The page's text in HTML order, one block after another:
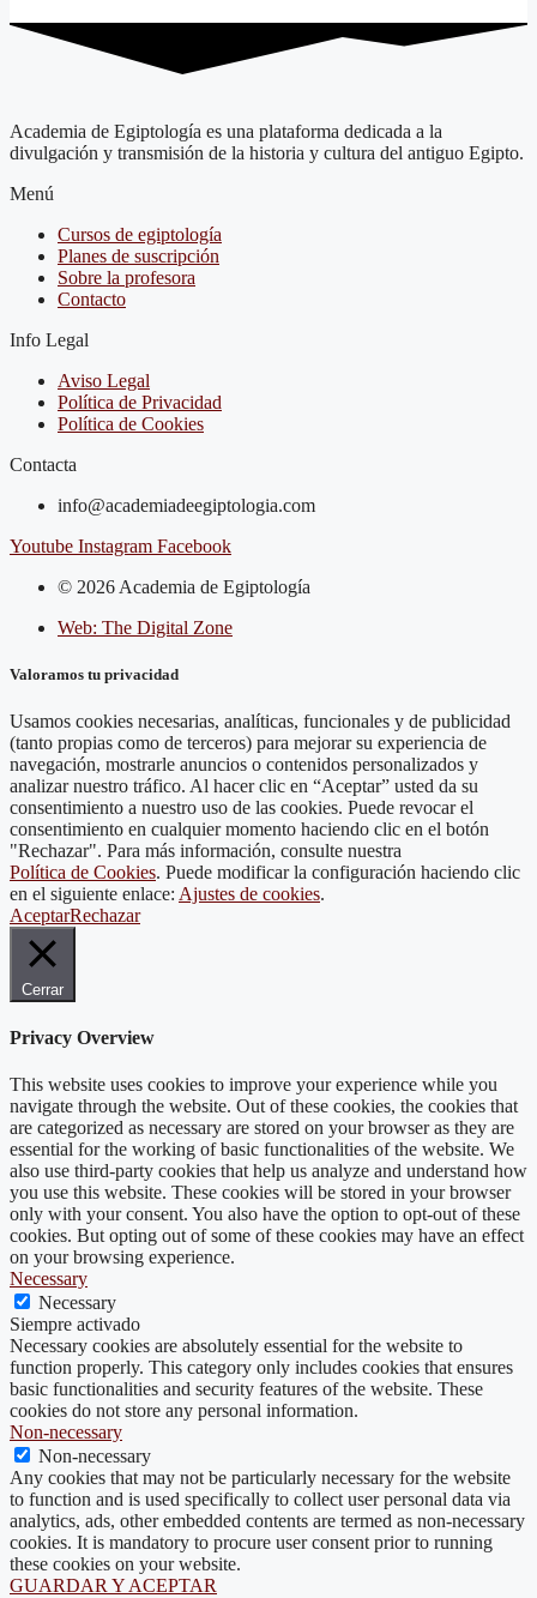
Academia de Egiptología es una plataforma dedicada a la
divulgación y transmisión de la historia y cultura del antiguo Egipto.
Menú
Cursos de egiptología
Planes de suscripción
Sobre la profesora
Contacto
Info Legal
Aviso Legal
Política de Privacidad
Política de Cookies
Contacta
info@academiadeegiptologia.com
Youtube Instagram Facebook
© 2026 Academia de Egiptología
Web: The Digital Zone
Valoramos tu privacidad
Usamos cookies necesarias, analíticas, funcionales y de publicidad
(tanto propias como de terceros) para mejorar su experiencia de
navegación, mostrarle anuncios o contenidos personalizados y
analizar nuestro tráfico. Al hacer clic en “Aceptar” usted da su
consentimiento a nuestro uso de las cookies. Puede revocar el
consentimiento en cualquier momento haciendo clic en el botón
"Rechazar". Para más información, consulte nuestra
Política de Cookies. Puede modificar la configuración haciendo clic
en el siguiente enlace: Ajustes de cookies.
AceptarRechazar
Cerrar
Privacy Overview
This website uses cookies to improve your experience while you
navigate through the website. Out of these cookies, the cookies that
are categorized as necessary are stored on your browser as they are
essential for the working of basic functionalities of the website. We
also use third-party cookies that help us analyze and understand how
you use this website. These cookies will be stored in your browser
only with your consent. You also have the option to opt-out of these
cookies. But opting out of some of these cookies may have an effect
on your browsing experience.
Necessary
Necessary
Siempre activado
Necessary cookies are absolutely essential for the website to
function properly. This category only includes cookies that ensures
basic functionalities and security features of the website. These
cookies do not store any personal information.
Non-necessary
Non-necessary
Any cookies that may not be particularly necessary for the website
to function and is used specifically to collect user personal data via
analytics, ads, other embedded contents are termed as non-necessary
cookies. It is mandatory to procure user consent prior to running
these cookies on your website.
GUARDAR Y ACEPTAR